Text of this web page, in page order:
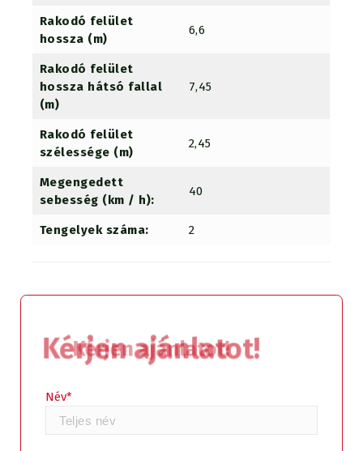
Rakodó felület
hossza (m)
6,6
Rakodó felület
hossza hátsó fallal
(m)
7,45
Rakodó felület
szélessége (m)
2,45
Megengedett
sebesség (km / h):
40
Tengelyek száma: 2
Kérjen ajánlatot!
Kérjen ajánlatot!
Név*